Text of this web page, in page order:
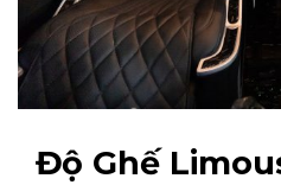
Độ Ghế